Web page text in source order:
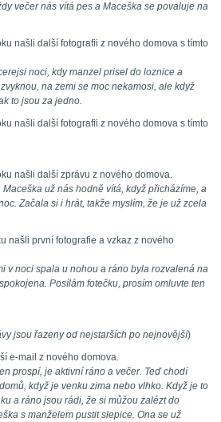
večer nás vítá pes a Maceška se povaluje na
našli další fotografii z nového domova s tímto
noci, kdy manzel prisel do loznice a
na zemi se moc nekamosi, ale když
to jsou za jedno.
našli další fotografii z nového domova s tímto
našli další zprávu z nového domova.
už nás hodně vítá, když přicházíme, a
Začala si i hrát, takže myslím, že je už zcela
našli první fotografie a vzkaz z nového
v noci spala u nohou a ráno byla rozvalená na
Posílám fotečku, prosím omluvte ten
jsou řazeny od nejstarších po nejnovější)
e-mail z nového domova.
prospí, je aktivní ráno a večer. Teď chodí
když je venku zima nebo vlhko. Když je to
a ráno jsou rádi, že si můžou zalézt do
s manželem pustit slepice. Ona se už